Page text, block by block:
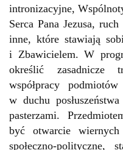
intronizacyjne,
Serca Pana Jezusa,
inne, które stawiają
i Zbawicielem. W
określić zasadnicze
współpracy
w duchu
pasterzami.
być otwarcie wiernych
społeczno-polityczne,